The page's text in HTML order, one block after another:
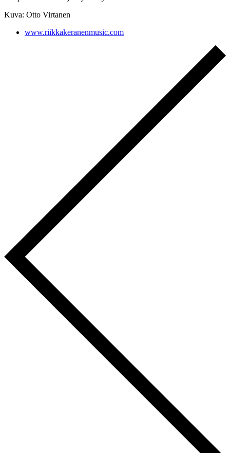
Kuva: Otto Virtanen
www.riikkakeranenmusic.com